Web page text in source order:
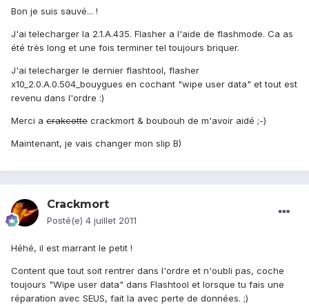
Bon je suis sauvé... !
J'ai telecharger la 2.1.A.435. Flasher a l'aide de flashmode. Ca as
été très long et une fois terminer tel toujours briquer.
J'ai telecharger le dernier flashtool, flasher
x10_2.0.A.0.504_bouygues en cochant "wipe user data" et tout est
revenu dans l'ordre :)
Merci a crakcotte crackmort & boubouh de m'avoir aidé ;-)
Maintenant, je vais changer mon slip B)
Crackmort
Posté(e) 4 juillet 2011
Héhé, il est marrant le petit !
Content que tout soit rentrer dans l'ordre et n'oubli pas, coche
toujours "Wipe user data" dans Flashtool et lorsque tu fais une
réparation avec SEUS, fait la avec perte de données. ;)